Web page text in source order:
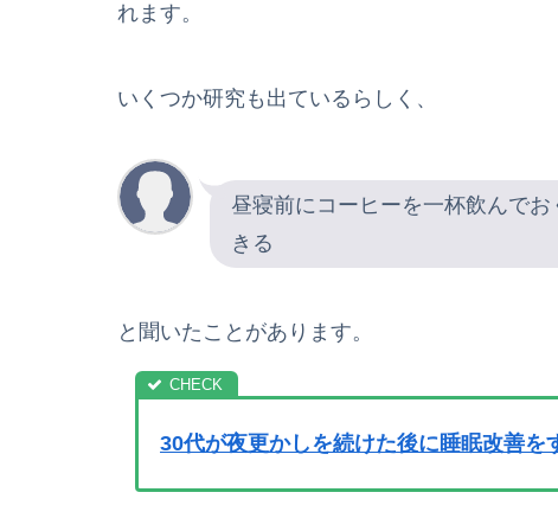
れます。
いくつか研究も出ているらしく、
昼寝前にコーヒーを一杯飲んで
きる
と聞いたことがあります。
30代が夜更かしを続けた後に睡眠改善を